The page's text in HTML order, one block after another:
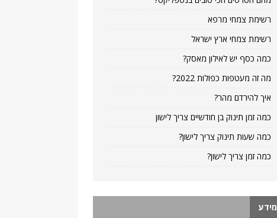
רשימת צמחי מרפא
רשימת צמחי ארץ ישראל
כמה כסף יש לאילון מאסק?
מה זה מעטפות כפולות 2022?
איך להירדם מהר?
כמה זמן תינוק בן חודשיים צריך לישון
כמה שעות תינוק צריך לישון?
כמה זמן צריך לישון?
מידע